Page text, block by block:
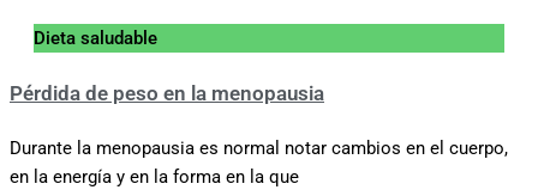
Dieta saludable
Pérdida de peso en la menopausia
Durante la menopausia es normal notar cambios en el cuerpo,
en la energía y en la forma en la que